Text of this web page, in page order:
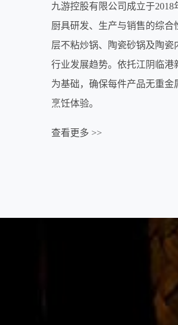
九游控股有限公司成立于
厨具研发、生产与销售的综
层不粘炒锅、陶瓷砂锅及陶瓷
行业发展趋势。依托江阴临
为基础，确保每件产品无重
烹饪体验。
查看更多 >>